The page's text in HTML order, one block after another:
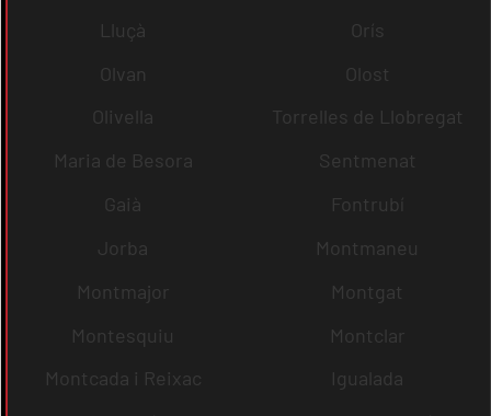
Lluçà
Orís
Olvan
Olost
Olivella
Torrelles de Llobregat
Maria de Besora
Sentmenat
Gaià
Fontrubí
Jorba
Montmaneu
Montmajor
Montgat
Montesquiu
Montclar
Montcada i Reixac
Igualada